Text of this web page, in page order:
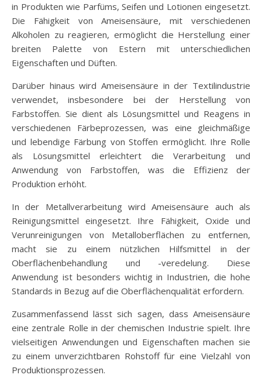
in Produkten wie Parfüms, Seifen und Lotionen eingesetzt.
Die Fähigkeit von Ameisensäure, mit verschiedenen
Alkoholen zu reagieren, ermöglicht die Herstellung einer
breiten Palette von Estern mit unterschiedlichen
Eigenschaften und Düften.
Darüber hinaus wird Ameisensäure in der Textilindustrie
verwendet, insbesondere bei der Herstellung von
Farbstoffen. Sie dient als Lösungsmittel und Reagens in
verschiedenen Färbeprozessen, was eine gleichmäßige
und lebendige Färbung von Stoffen ermöglicht. Ihre Rolle
als Lösungsmittel erleichtert die Verarbeitung und
Anwendung von Farbstoffen, was die Effizienz der
Produktion erhöht.
In der Metallverarbeitung wird Ameisensäure auch als
Reinigungsmittel eingesetzt. Ihre Fähigkeit, Oxide und
Verunreinigungen von Metalloberflächen zu entfernen,
macht sie zu einem nützlichen Hilfsmittel in der
Oberflächenbehandlung und -veredelung. Diese
Anwendung ist besonders wichtig in Industrien, die hohe
Standards in Bezug auf die Oberflächenqualität erfordern.
Zusammenfassend lässt sich sagen, dass Ameisensäure
eine zentrale Rolle in der chemischen Industrie spielt. Ihre
vielseitigen Anwendungen und Eigenschaften machen sie
zu einem unverzichtbaren Rohstoff für eine Vielzahl von
Produktionsprozessen.